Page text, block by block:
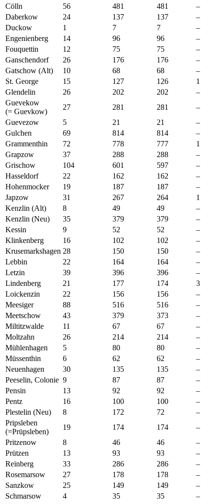
Cölln
56 481 481
–
Daberkow
24 137 137
–
Duckow
1 7 7
–
Engenienberg
14 96 96
–
Fouquettin
12 75 75
–
Ganschendorf
26 176 176
–
Gatschow (Alt)
10 68 68
–
St. George
15 127 126
1
Glendelin
26 202 202
–
Guevekow
(= Guevkow)
27 281 281
–
Guevezow
5 21 21
–
Gulchen
69 814 814
–
Grammenthin
72 778 777
1
Grapzow
37 288 288
–
Grischow
104 601 597
–
Hasseldorf
22 162 162
–
Hohenmocker
19 187 187
–
Japzow
31 267 264
1
Kenzlin (Alt)
8 49 49
–
Kenzlin (Neu)
35 379 379
–
Kessin
9 52 52
–
Klinkenberg
16 102 102
–
Krusemarkshagen 28 150 150
–
Lebbin
22 164 164
–
Letzin
39 396 396
–
Lindenberg
21 177 174
3
Loickenzin
22 156 156
–
Meesiger
88 516 516
–
Meetschow
43 379 373
–
Miltitzwalde
11 67 67
–
Moltzahn
26 214 214
–
Mühlenhagen
5 80 80
–
Müssenthin
6 62 62
–
Neuenhagen
30 135 135
–
Peeselin, Colonie 9 87 87
–
Pensin
13 92 92
–
Pentz
16 100 100
–
Plestelin (Neu)
8 172 72
–
Pripsleben
(=Prüpsleben)
19 174 174
–
Pritzenow
8 46 46
–
Prützen
13 93 93
–
Reinberg
33 286 286
–
Rosemarsow
27 178 178
–
Sanzkow
25 149 149
–
Schmarsow
4 35 35
–